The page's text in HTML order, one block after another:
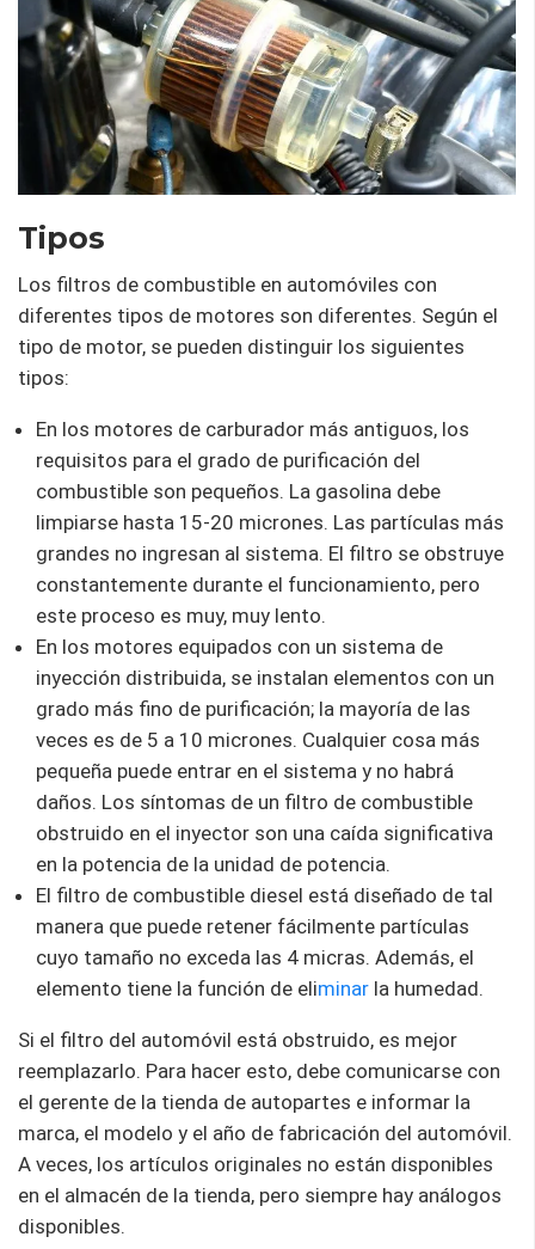
Tipos
Los filtros de combustible en automóviles con
diferentes tipos de motores son diferentes. Según el
tipo de motor, se pueden distinguir los siguientes
tipos:
En los motores de carburador más antiguos, los
requisitos para el grado de purificación del
combustible son pequeños. La gasolina debe
limpiarse hasta 15-20 micrones. Las partículas más
grandes no ingresan al sistema. El filtro se obstruye
constantemente durante el funcionamiento, pero
este proceso es muy, muy lento.
En los motores equipados con un sistema de
inyección distribuida, se instalan elementos con un
grado más fino de purificación; la mayoría de las
veces es de 5 a 10 micrones. Cualquier cosa más
pequeña puede entrar en el sistema y no habrá
daños. Los síntomas de un filtro de combustible
obstruido en el inyector son una caída significativa
en la potencia de la unidad de potencia.
El filtro de combustible diesel está diseñado de tal
manera que puede retener fácilmente partículas
cuyo tamaño no exceda las 4 micras. Además, el
elemento tiene la función de eliminar la humedad.
Si el filtro del automóvil está obstruido, es mejor
reemplazarlo. Para hacer esto, debe comunicarse con
el gerente de la tienda de autopartes e informar la
marca, el modelo y el año de fabricación del automóvil.
A veces, los artículos originales no están disponibles
en el almacén de la tienda, pero siempre hay análogos
disponibles.